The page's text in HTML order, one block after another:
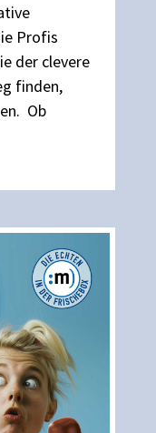
Profis
der clevere
finden,
Ob